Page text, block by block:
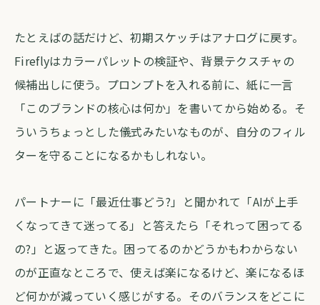
たとえばの話だけど、初期スケッチはアナログに戻す。
Fireflyはカラーパレットの検証や、背景テクスチャの
候補出しに使う。プロンプトを入れる前に、紙に一言
「このブランドの核心は何か」を書いてから始める。そ
ういうちょっとした儀式みたいなものが、自分のフィル
ターを守ることになるかもしれない。
パートナーに「最近仕事どう?」と聞かれて「AIが上手
くなってきて迷ってる」と答えたら「それって困ってる
の?」と返ってきた。困ってるのかどうかもわからない
のが正直なところで、使えば楽になるけど、楽になるほ
ど何かが減っていく感じがする。そのバランスをどこに